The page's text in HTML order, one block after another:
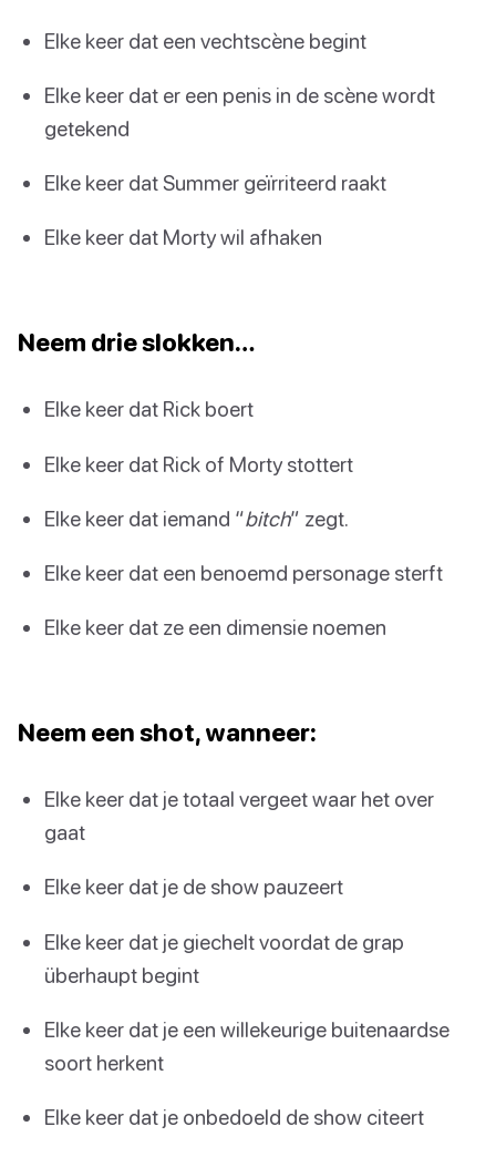
Elke keer dat een vechtscène begint
Elke keer dat er een penis in de scène wordt
getekend
Elke keer dat Summer geïrriteerd raakt
Elke keer dat Morty wil afhaken
Neem drie slokken…
Elke keer dat Rick boert
Elke keer dat Rick of Morty stottert
Elke keer dat iemand “bitch” zegt.
Elke keer dat een benoemd personage sterft
Elke keer dat ze een dimensie noemen
Neem een shot, wanneer:
Elke keer dat je totaal vergeet waar het over
gaat
Elke keer dat je de show pauzeert
Elke keer dat je giechelt voordat de grap
überhaupt begint
Elke keer dat je een willekeurige buitenaardse
soort herkent
Elke keer dat je onbedoeld de show citeert